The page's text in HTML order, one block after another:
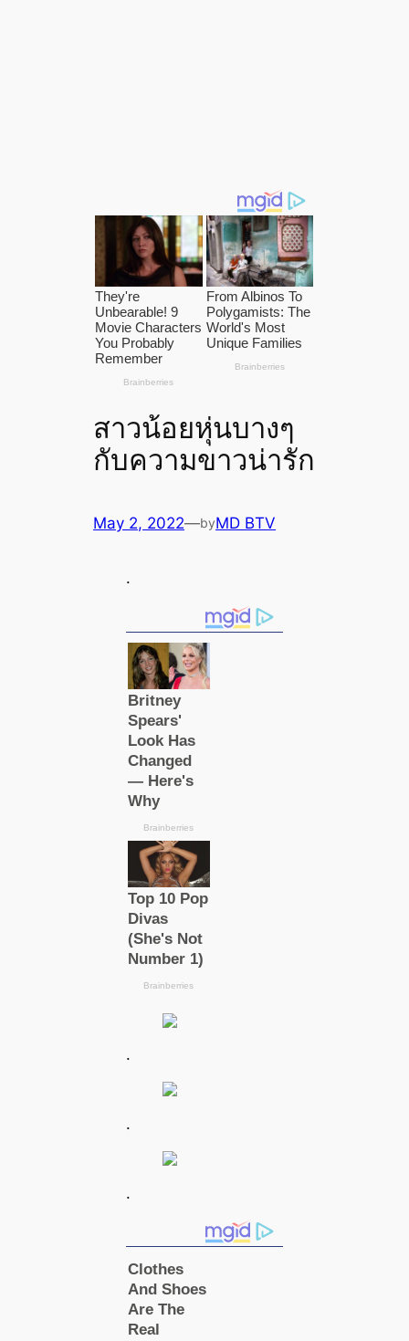
สาวน้อยหุ่นบางๆ
กับความขาวน่ารัก
May 2, 2022—byMD BTV
.
.
.
.